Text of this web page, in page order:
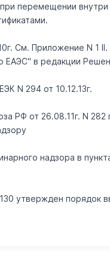
перемещении
См. Приложение N 1
в редакции
N 294 от 10.12.13г.
РФ от 26.08.11г. N
надзора в
утвержден